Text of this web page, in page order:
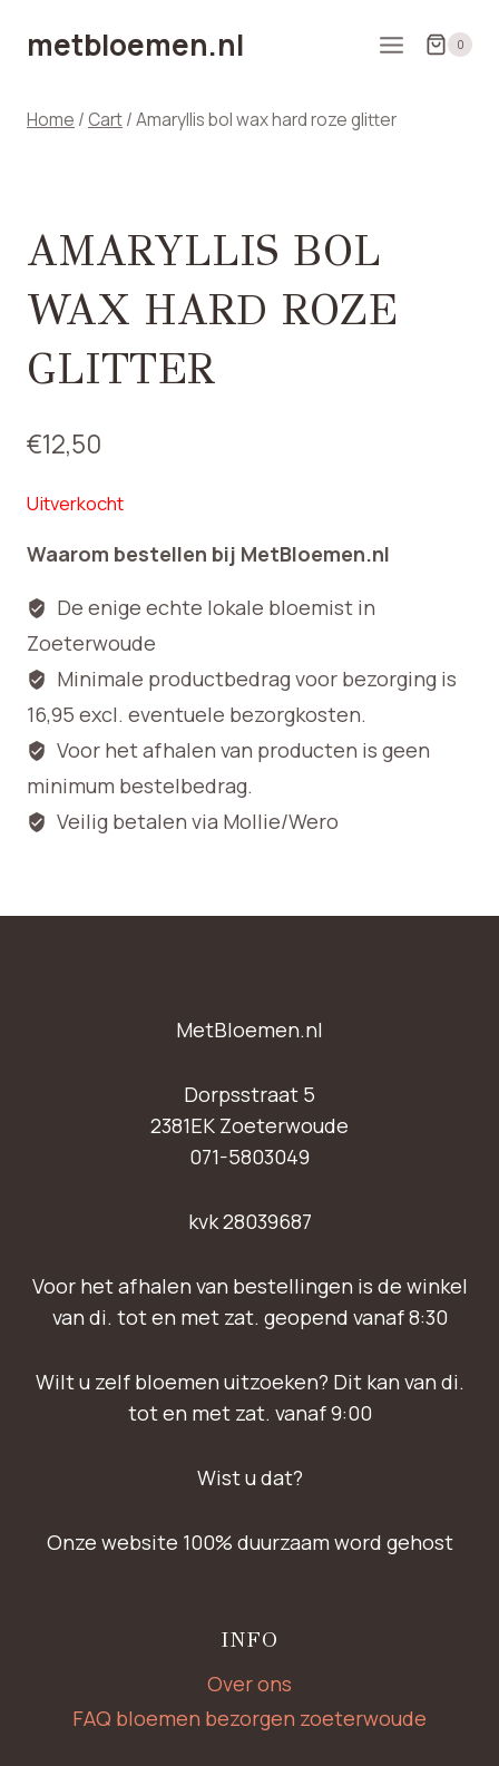
naarmetbloemen.nl 0
Home / Cart/Amaryllis bol wax hard roze glitter
AMARYLLIS BOL
WAX HARD ROZE
GLITTER
€12,50
Uitverkocht
Waarom bestellen bij MetBloemen.nl
De enige echte lokale bloemist in
Zoeterwoude
Minimale productbedrag voor bezorging is
16,95 excl. eventuele bezorgkosten.
Voor het afhalen van producten is geen
minimum bestelbedrag.
Veilig betalen via Mollie/Wero
MetBloemen.nl
Dorpsstraat 5
2381EK Zoeterwoude
071-5803049
kvk 28039687
Voor het afhalen van bestellingen is de winkel
van di. tot en met zat. geopend vanaf 8:30
Wilt u zelf bloemen uitzoeken? Dit kan van di.
tot en met zat. vanaf 9:00
Wist u dat?
Onze website 100% duurzaam word gehost
INFO
Over ons
FAQ bloemen bezorgen zoeterwoude